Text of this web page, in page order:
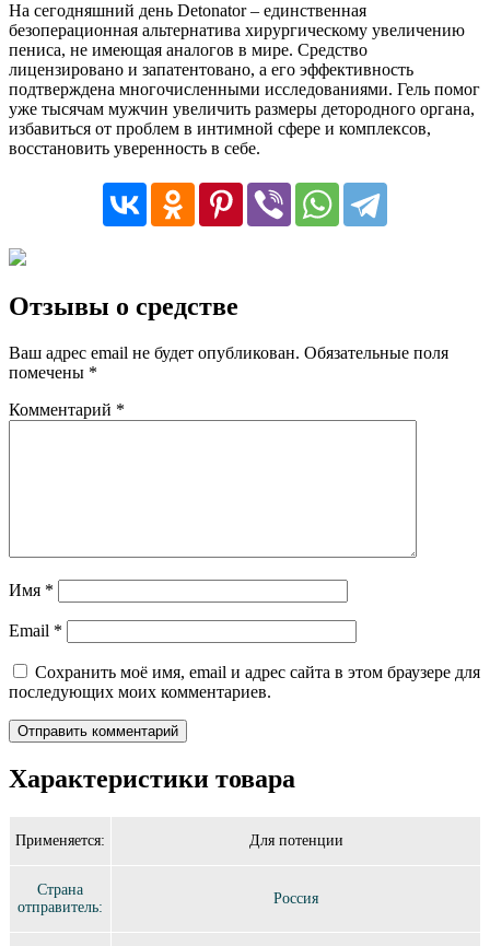
На сегодняшний день Detonator – единственная
безоперационная альтернатива хирургическому увеличению
пениса, не имеющая аналогов в мире. Средство
лицензировано и запатентовано, а его эффективность
подтверждена многочисленными исследованиями. Гель помог
уже тысячам мужчин увеличить размеры детородного органа,
избавиться от проблем в интимной сфере и комплексов,
восстановить уверенность в себе.
Отзывы о средстве
Ваш адрес email не будет опубликован. Обязательные поля
помечены *
Комментарий *
Имя *
Email *
Сохранить моё имя, email и адрес сайта в этом браузере для
последующих моих комментариев.
Характеристики товара
Применяется: Для потенции
Страна
отправитель:
Россия